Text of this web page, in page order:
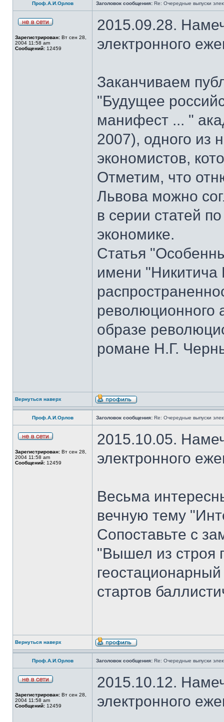
Проф.А.И.Орлов Заголовок сообщения: Re: Очередные выпуски
Зарегистрирован: Вт сен 28,
2004 11:58 am
Сообщений: 12459
2015.09.28.
электронного
Заканчиваем
"Будущее
манифест ... "
2007), одного из
экономистов,
Отметим, что
Львова можно
в серии статей
экономике.
Статья
имени "Никитича
революционного
образе
романе Н.Г.
Вернуться наверх
Проф.А.И.Орлов Заголовок сообщения: Re: Очередные выпуски
Зарегистрирован: Вт сен 28,
2004 11:58 am
Сообщений: 12459
2015.10.05.
электронного
Весьма
вечную тему
Сопоставьте с
"Вышел из строя
стартов
Вернуться наверх
Проф.А.И.Орлов Заголовок сообщения: Re: Очередные выпуски
Зарегистрирован: Вт сен 28,
2004 11:58 am
Сообщений: 12459
2015.10.12.
электронного